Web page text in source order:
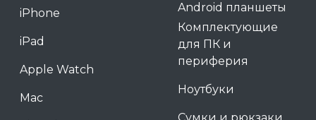
iPhone
iPad
Apple Watch
Mac
Android планшеты
Комплектующие
для ПК и
периферия
Ноутбуки